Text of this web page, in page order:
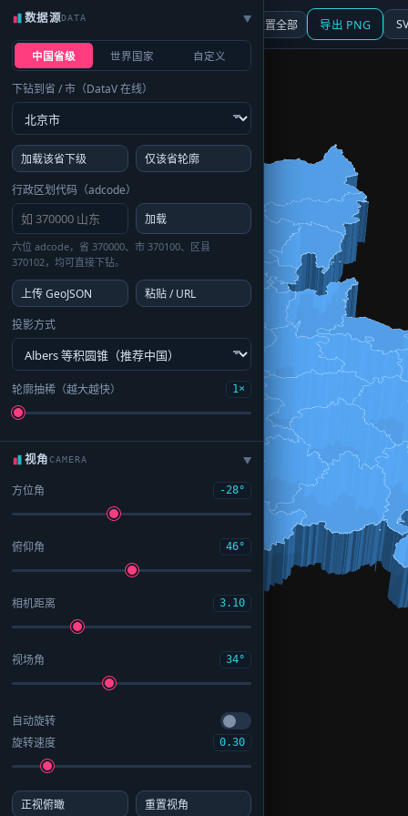
☰ 面板 地图 重置全部 导出 PNG
数据源DATA ▶
中国省级 世界国家 自定义
下钻到省 / 市（DataV 在线）
加载该省下级
仅该省轮廓
行政区划代码（adcode）
加载
六位 adcode，省 370000、市 370100、区县
370102，均可直接下钻。
上传 GeoJSON
粘贴 / URL
投影方式
轮廓抽稀（越大越快） 1×
视角CAMERA ▶
方位角 -28°
俯仰角 46°
相机距离 3.10
视场角 34°
自动旋转
旋转速度
0.30
正视俯瞰 重置视角